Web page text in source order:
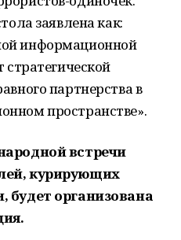
заявлена как:
информационной
стратегической
партнерства в
пространстве».
встречи
курирующих
будет организована